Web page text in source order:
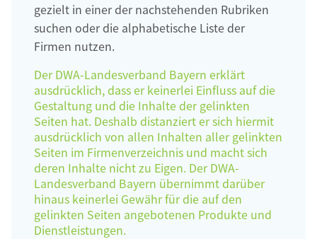
gezielt in einer der nachstehenden Rubriken
suchen oder die alphabetische Liste der
Firmen nutzen.
Der DWA-Landesverband Bayern erklärt
ausdrücklich, dass er keinerlei Einfluss auf die
Gestaltung und die Inhalte der gelinkten
Seiten hat. Deshalb distanziert er sich hiermit
ausdrücklich von allen Inhalten aller gelinkten
Seiten im Firmenverzeichnis und macht sich
deren Inhalte nicht zu Eigen. Der DWA-
Landesverband Bayern übernimmt darüber
hinaus keinerlei Gewähr für die auf den
gelinkten Seiten angebotenen Produkte und
Dienstleistungen.